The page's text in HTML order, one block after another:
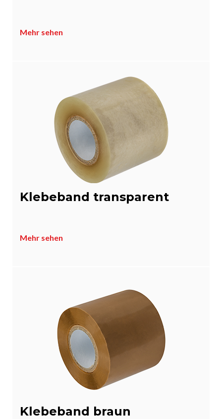
Mehr sehen
Klebeband transparent
Mehr sehen
Klebeband braun